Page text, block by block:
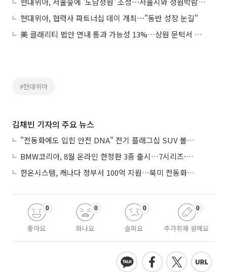
현대위아, 협력사 파트너십 데이 개최⋯"동반 성장 눈길"
美 클래리티 법안 연내 통과 가능성 13%…상원 문턱서 제동
#현대위아
김채빈 기자의 주요 뉴스
"전동화에도 입힌 안전 DNA" 전기 플래그십 SUV 볼보 'EX90'
BMW코리아, 8월 온라인 한정판 3종 출시…7시리즈·X7·M340i 투어링
한온시스템, 캐나다 정부서 100억 지원…북미 전동화 시장 가속
좋아요
0
화나요
0
슬퍼요
0
추가취재 원해요
0